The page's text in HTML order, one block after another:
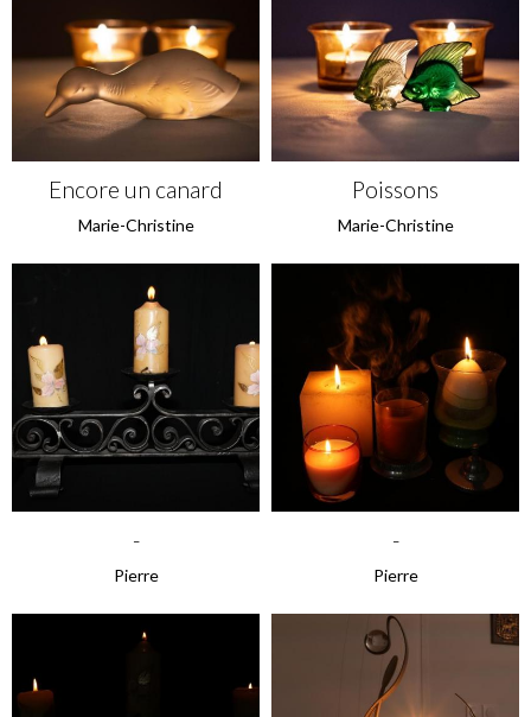
Encore un canard
Marie-Christine
Poissons
Marie-Christine
-
Pierre
-
Pierre